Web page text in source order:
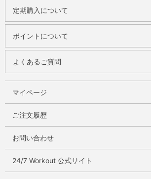
定期購入について
ポイントについて
よくあるご質問
マイページ
ご注文履歴
お問い合わせ
24/7 Workout 公式サイト